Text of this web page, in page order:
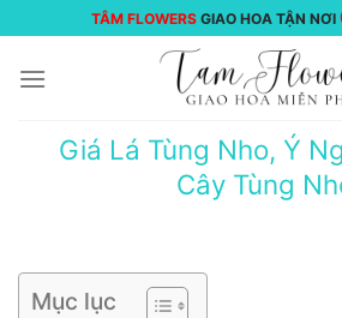
đến
nội
TÂM FLOWERS GIAO HOA TẬN NƠI
Giá Lá Tùng Nho, Ý
Cây Tùng
Mục lục